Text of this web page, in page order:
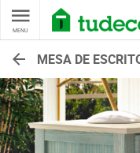
MENU
MESA DE